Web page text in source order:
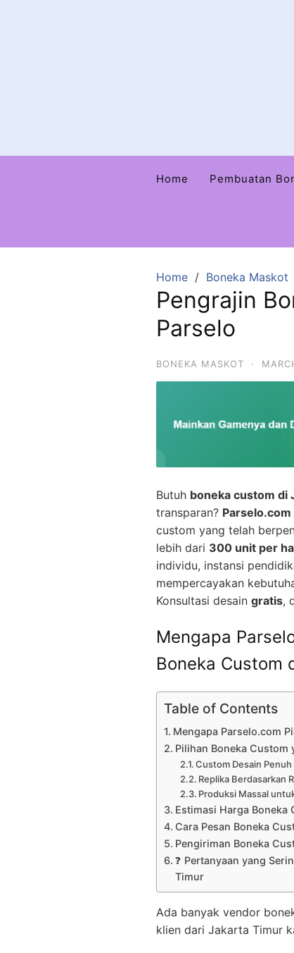
Home Pembuatan
Home Boneka Maskot
Pengrajin
Parselo
BONEKA MASKOT ·
Butuh boneka custom di
transparan? Parselo.com
custom yang telah
lebih dari 300 unit per
individu, instansi
mempercayakan
Konsultasi desain gratis,
Mengapa
Boneka Custom
Table of Contents
Mengapa Parselo.com
Pilihan Boneka Custom
Custom Desain Penuh
Replika Berdasarkan
Produksi Massal
Estimasi Harga Boneka
Cara Pesan Boneka
Pengiriman Boneka
❓ Pertanyaan yang
Timur
Ada banyak vendor
klien dari Jakarta Timur